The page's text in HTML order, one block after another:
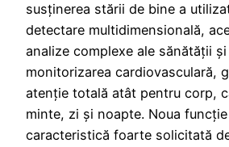
susținerea stării de bine a
detectare multidimensională,
analize complexe ale sănătății
monitorizarea cardiovasculară,
atenție totală atât pentru corp,
minte, zi și noapte. Noua funcție
caracteristică foarte solicitată